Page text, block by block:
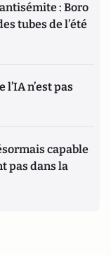
: Boro
tubes de l’été
n’est pas
capable
pas dans la